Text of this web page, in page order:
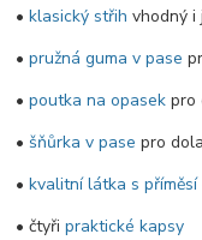
•klasický střih vhodný i
•pružná guma v pase
•poutka na opasek pro
•šňůrka v pase pro
•kvalitní látka s
• čtyřipraktické kapsy